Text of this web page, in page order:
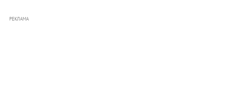
РЕКЛАМА